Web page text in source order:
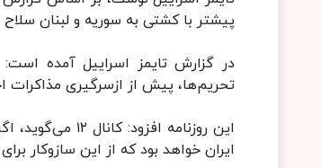
پیشتر با کشتی به سوریه و لبنان
در گزارش تایمز اسراییل آمده است:
تحریم‌ها، پیش از ازسرگیری
این روزنامه
ایران خواهد بود که از این سازوکار